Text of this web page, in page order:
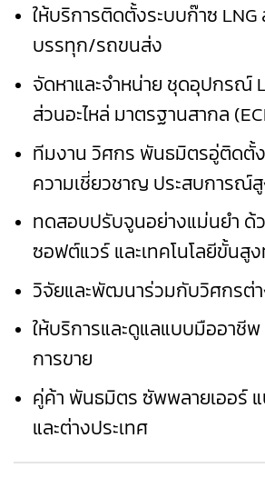
ให้บริการติดตั้งระบบก๊าซ LNG
บรรทุก/รถขนส่ง
จัดหาและจำหน่าย ชุดอุปกรณ์
ส่วนอะไหล่ มาตรฐานสากล
ทีมงาน วิศกร พันธมิตรอู่ติดตั้
ความเชี่ยวชาญ ประสบการณ์
ทดสอบปรับจูนอย่างแม่นยำ ด้
ซอฟต์แวร์ และเทคโนโลยีขั้นสู
วิจัยและพัฒนาร่วมกับวิศกรต่า
ให้บริการและดูแลแบบมืออาชี
การขาย
คู่ค้า พันธมิตร ซัพพลายเออร์
และต่างประเทศ